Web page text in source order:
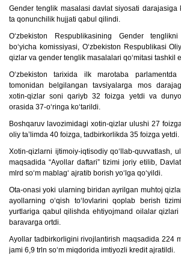
Gender tenglik masalasi davlat siyosati darajasiga
ta qonunchilik hujjati qabul qilindi.
O‘zbekiston Respublikasining Gender
bo‘yicha komissiyasi, O‘zbekiston Respublikasi
qizlar va gender tenglik masalalari qo‘mitasi tashkil
O‘zbekiston tarixida ilk marotaba
tomonidan belgilangan tavsiyalarga mos
xotin-qizlar soni qariyb 32 foizga yetdi va
orasida 37-o‘ringa ko‘tarildi.
Boshqaruv lavozimidagi xotin-qizlar ulushi 27
oliy ta’limda 40 foizga, tadbirkorlikda 35 foizga yetdi.
Xotin-qizlarni ijtimoiy-iqtisodiy qo‘llab-quvvatlash,
maqsadida “Ayollar daftari” tizimi joriy etilib,
mlrd so‘m mablag‘ ajratib borish yo‘lga qo‘yildi.
Ota-onasi yoki ularning biridan ayrilgan muhtoj
ayollarning o‘qish to‘lovlarini qoplab berish
yurtlariga qabul qilishda ehtiyojmand oilalar
baravarga ortdi.
Ayollar tadbirkorligini rivojlantirish maqsadida 224
jami 6,9 trln so‘m miqdorida imtiyozli kredit ajratildi.